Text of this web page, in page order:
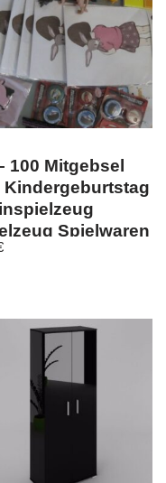
100 Mitgebsel
Kindergeburtstag
Spielwaren